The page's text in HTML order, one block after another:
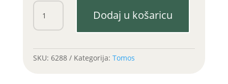
Opruga
kvačila
ATM
Dodaj u košaricu
SKU: 6288 Kategorija: Tomos